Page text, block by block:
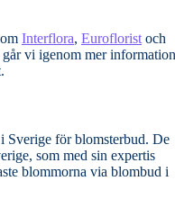
Interflora, Euroflorist och
vi igenom mer information
Sverige för blomsterbud. De
som med sin expertis
blommorna via blombud i